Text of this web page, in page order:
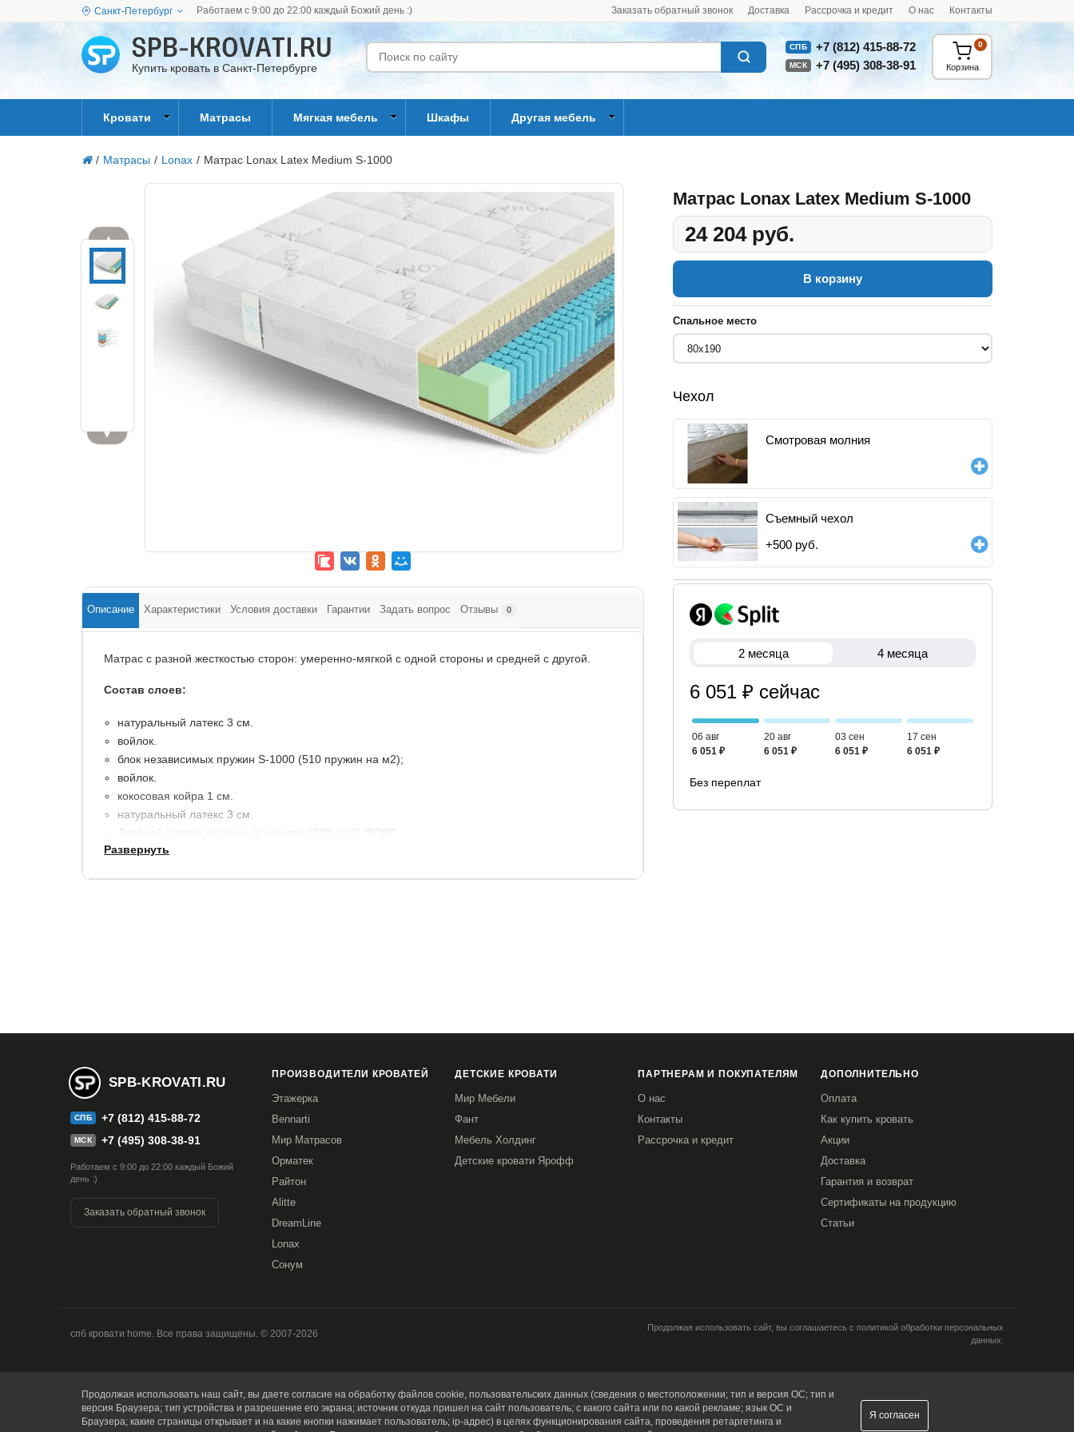
Санкт-Петербург Работаем с 9:00 до 22:00 каждый Божий день :) Заказать обратный звонок Доставка Рассрочка и кредит О нас Контакты
Купить кровать в Санкт-Петербурге
СПБ +7 (812) 415-88-72
МСК +7 (495) 308-38-91 Корзина
0
Кровати Матрасы Мягкая мебель Шкафы Другая мебель
/ Матрасы / Lonax / Матрас Lonax Latex Medium S-1000
▲
▼
Матрас Lonax Latex Medium S-1000
24 204 руб.
В корзину
Спальное место
Чехол
Смотровая молния
Съемный чехол
+500 руб.
2 месяца 4 месяца
6 051 ₽ сейчас
06 авг
6 051 ₽
20 авг
6 051 ₽
03 сен
6 051 ₽
17 сен
6 051 ₽
Без переплат
Описание Характеристики Условия доставки Гарантии Задать вопрос Отзывы 0
Матрас с разной жесткостью сторон: умеренно-мягкой с одной стороны и средней с другой.
Состав слоев:
натуральный латекс 3 см.
войлок.
блок независимых пружин S-1000 (510 пружин на м2);
войлок.
кокосовая койра 1 см.
натуральный латекс 3 см.
Двойной хлопко-вискозный жаккард (300 г/м2) ЛЮКС
высота: 22 см.
Развернуть
SPB-KROVATI.RU
СПБ +7 (812) 415-88-72
МСК +7 (495) 308-38-91
Работаем с 9:00 до 22:00 каждый Божий
день :)
Заказать обратный звонок
ПРОИЗВОДИТЕЛИ КРОВАТЕЙ
Этажерка
Bennarti
Мир Матрасов
Орматек
Райтон
Alitte
DreamLine
Lonax
Сонум
ДЕТСКИЕ КРОВАТИ
Мир Мебели
Фант
Мебель Холдинг
Детские кровати Ярофф
ПАРТНЕРАМ И ПОКУПАТЕЛЯМ
О нас
Контакты
Рассрочка и кредит
ДОПОЛНИТЕЛЬНО
Оплата
Как купить кровать
Акции
Доставка
Гарантия и возврат
Сертификаты на продукцию
Статьи
спб кровати home. Все права защищены. © 2007-2026
Продолжая использовать сайт, вы соглашаетесь с политикой обработки персональных
данных.
Продолжая использовать наш сайт, вы даете согласие на обработку файлов cookie, пользовательских данных (сведения о местоположении; тип и версия ОС; тип и
версия Браузера; тип устройства и разрешение его экрана; источник откуда пришел на сайт пользователь; с какого сайта или по какой рекламе; язык ОС и
Браузера; какие страницы открывает и на какие кнопки нажимает пользователь; ip-адрес) в целях функционирования сайта, проведения ретаргетинга и
Я согласен